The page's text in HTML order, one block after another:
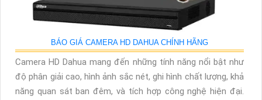
BÁO GIÁ CAMERA HD DAHUA CHÍNH HÃNG
Camera HD Dahua mang đến những tính năng nổi bật như
độ phân giải cao, hình ảnh sắc nét, ghi hình chất lượng, khả
năng quan sát ban đêm, và tích hợp công nghệ hiện đại.